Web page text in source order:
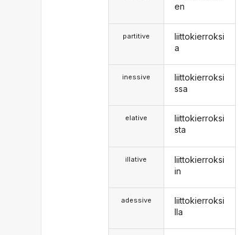
partitive
inessive
elative
illative
adessive
en
liittokierroksi
a
liittokierroksi
ssa
liittokierroksi
sta
liittokierroksi
in
liittokierroksi
lla